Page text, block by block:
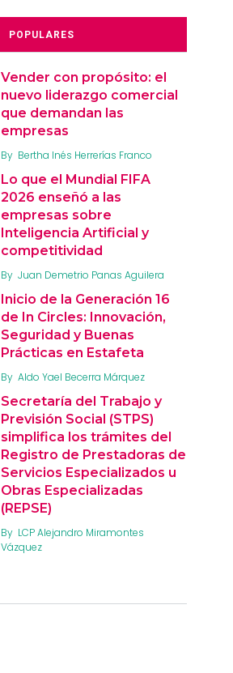
POPULARES
Vender con propósito: el
nuevo liderazgo comercial
que demandan las
empresas
By Bertha Inés Herrerías Franco
Lo que el Mundial FIFA
2026 enseñó a las
empresas sobre
Inteligencia Artificial y
competitividad
By Juan Demetrio Panas Aguilera
Inicio de la Generación 16
de In Circles: Innovación,
Seguridad y Buenas
Prácticas en Estafeta
By Aldo Yael Becerra Márquez
Secretaría del Trabajo y
Previsión Social (STPS)
simplifica los trámites del
Registro de Prestadoras de
Servicios Especializados u
Obras Especializadas
(REPSE)
By LCP Alejandro Miramontes
Vázquez